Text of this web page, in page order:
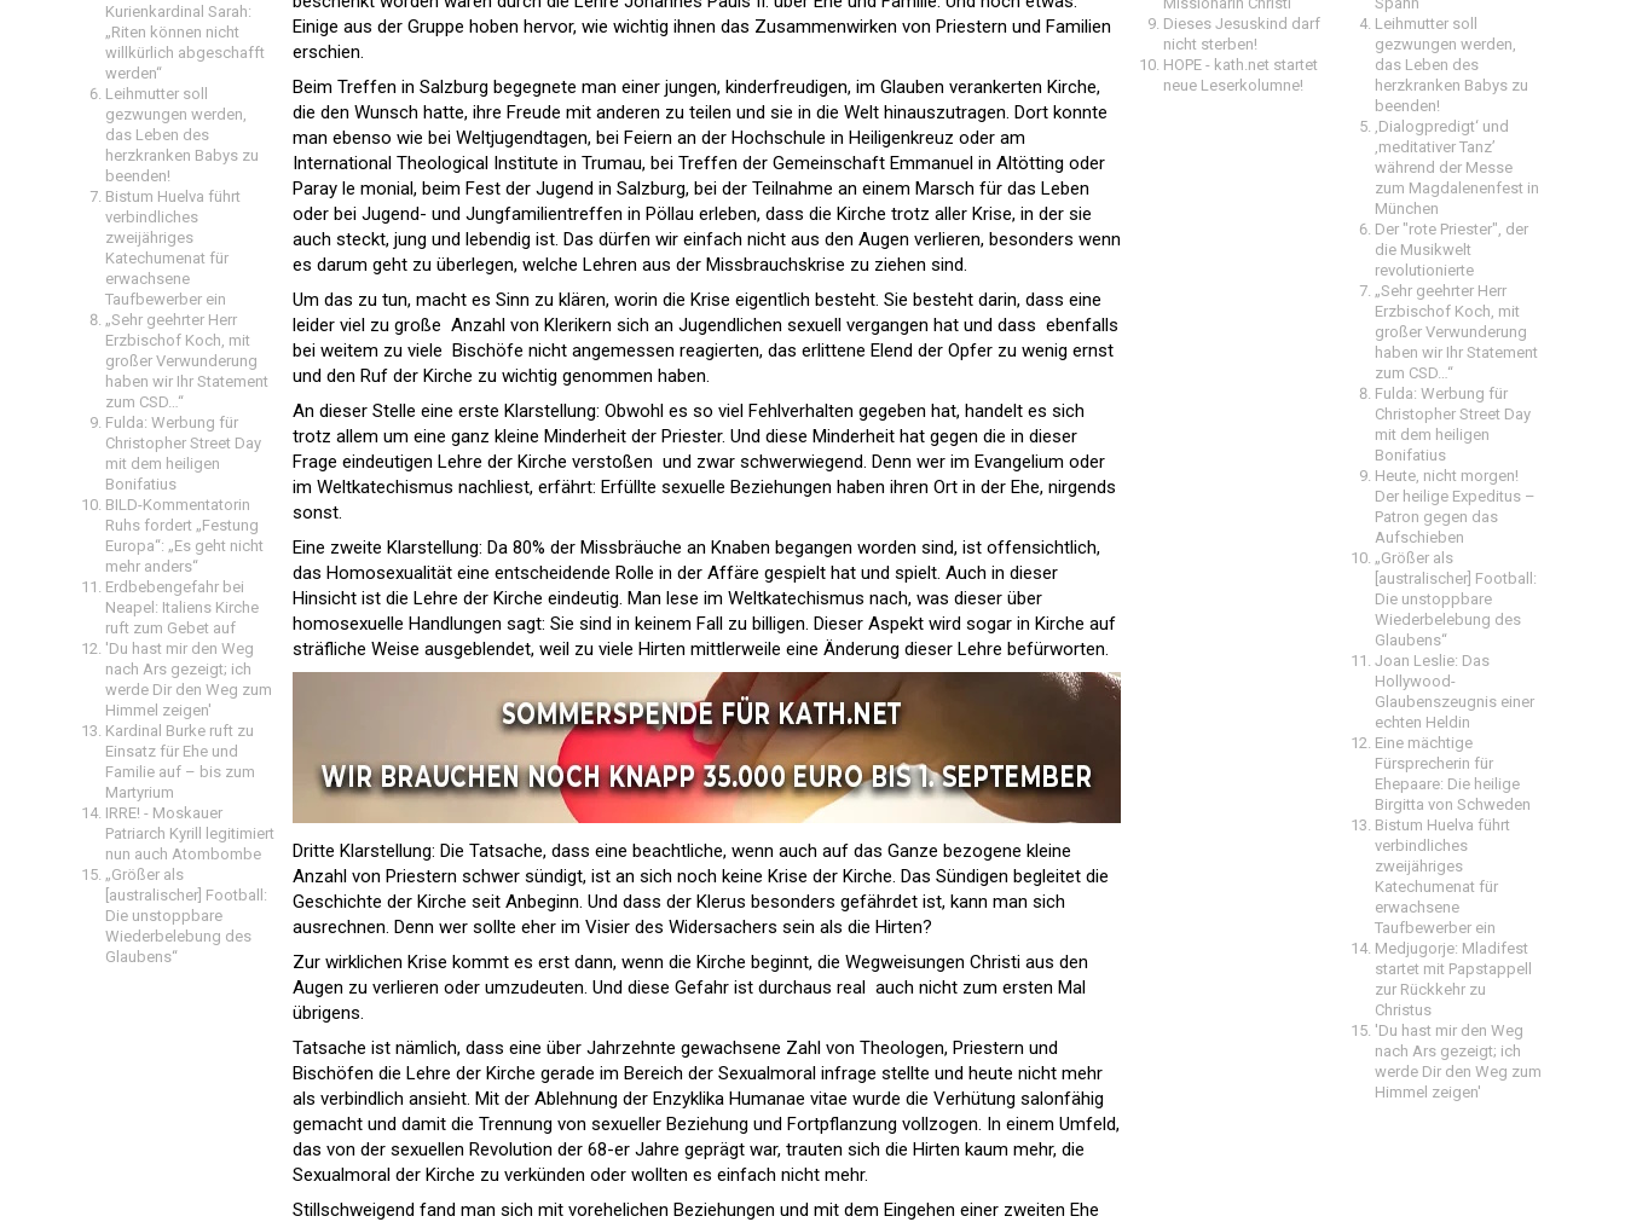
Kurienkardinal Sarah:
„Riten können nicht
willkürlich abgeschafft
werden“
Leihmutter soll
gezwungen werden,
das Leben des
herzkranken Babys zu
beenden!
Bistum Huelva führt
verbindliches
zweijähriges
Katechumenat für
erwachsene
Taufbewerber ein
„Sehr geehrter Herr
Erzbischof Koch, mit
großer Verwunderung
haben wir Ihr Statement
zum CSD…“
Fulda: Werbung für
Christopher Street Day
mit dem heiligen
Bonifatius
BILD-Kommentatorin
Ruhs fordert „Festung
Europa“: „Es geht nicht
mehr anders“
Erdbebengefahr bei
Neapel: Italiens Kirche
ruft zum Gebet auf
'Du hast mir den Weg
nach Ars gezeigt; ich
werde Dir den Weg zum
Himmel zeigen'
Kardinal Burke ruft zu
Einsatz für Ehe und
Familie auf – bis zum
Martyrium
IRRE! - Moskauer
Patriarch Kyrill legitimiert
nun auch Atombombe
„Größer als
[australischer] Football:
Die unstoppbare
Wiederbelebung des
Glaubens“
Einige aus der Gruppe hoben hervor, wie wichtig ihnen das Zusammenwirken von Priestern und Familien
erschien.
Beim Treffen in Salzburg begegnete man einer jungen, kinderfreudigen, im Glauben verankerten Kirche,
die den Wunsch hatte, ihre Freude mit anderen zu teilen und sie in die Welt hinauszutragen. Dort konnte
man ebenso wie bei Weltjugendtagen, bei Feiern an der Hochschule in Heiligenkreuz oder am
International Theological Institute in Trumau, bei Treffen der Gemeinschaft Emmanuel in Altötting oder
Paray le monial, beim Fest der Jugend in Salzburg, bei der Teilnahme an einem Marsch für das Leben
oder bei Jugend- und Jungfamilientreffen in Pöllau erleben, dass die Kirche trotz aller Krise, in der sie
auch steckt, jung und lebendig ist. Das dürfen wir einfach nicht aus den Augen verlieren, besonders wenn
es darum geht zu überlegen, welche Lehren aus der Missbrauchskrise zu ziehen sind.
Um das zu tun, macht es Sinn zu klären, worin die Krise eigentlich besteht. Sie besteht darin, dass eine 
leider viel zu große  Anzahl von Klerikern sich an Jugendlichen sexuell vergangen hat und dass  ebenfalls
bei weitem zu viele  Bischöfe nicht angemessen reagierten, das erlittene Elend der Opfer zu wenig ernst
und den Ruf der Kirche zu wichtig genommen haben.
An dieser Stelle eine erste Klarstellung: Obwohl es so viel Fehlverhalten gegeben hat, handelt es sich
trotz allem um eine ganz kleine Minderheit der Priester. Und diese Minderheit hat gegen die in dieser
Frage eindeutigen Lehre der Kirche verstoßen  und zwar schwerwiegend. Denn wer im Evangelium oder
im Weltkatechismus nachliest, erfährt: Erfüllte sexuelle Beziehungen haben ihren Ort in der Ehe, nirgends
sonst.
Eine zweite Klarstellung: Da 80% der Missbräuche an Knaben begangen worden sind, ist offensichtlich,
das Homosexualität eine entscheidende Rolle in der Affäre gespielt hat und spielt. Auch in dieser
Hinsicht ist die Lehre der Kirche eindeutig. Man lese im Weltkatechismus nach, was dieser über
homosexuelle Handlungen sagt: Sie sind in keinem Fall zu billigen. Dieser Aspekt wird sogar in Kirche auf
sträfliche Weise ausgeblendet, weil zu viele Hirten mittlerweile eine Änderung dieser Lehre befürworten.
Dritte Klarstellung: Die Tatsache, dass eine beachtliche, wenn auch auf das Ganze bezogene kleine
Anzahl von Priestern schwer sündigt, ist an sich noch keine Krise der Kirche. Das Sündigen begleitet die
Geschichte der Kirche seit Anbeginn. Und dass der Klerus besonders gefährdet ist, kann man sich
ausrechnen. Denn wer sollte eher im Visier des Widersachers sein als die Hirten?
Zur wirklichen Krise kommt es erst dann, wenn die Kirche beginnt, die Wegweisungen Christi aus den
Augen zu verlieren oder umzudeuten. Und diese Gefahr ist durchaus real  auch nicht zum ersten Mal
übrigens.
Tatsache ist nämlich, dass eine über Jahrzehnte gewachsene Zahl von Theologen, Priestern und
Bischöfen die Lehre der Kirche gerade im Bereich der Sexualmoral infrage stellte und heute nicht mehr
als verbindlich ansieht. Mit der Ablehnung der Enzyklika Humanae vitae wurde die Verhütung salonfähig
gemacht und damit die Trennung von sexueller Beziehung und Fortpflanzung vollzogen. In einem Umfeld,
das von der sexuellen Revolution der 68-er Jahre geprägt war, trauten sich die Hirten kaum mehr, die
Sexualmoral der Kirche zu verkünden oder wollten es einfach nicht mehr.
Stillschweigend fand man sich mit vorehelichen Beziehungen und mit dem Eingehen einer zweiten Ehe
Dieses Jesuskind darf
nicht sterben!
HOPE - kath.net startet
neue Leserkolumne!
Leihmutter soll
gezwungen werden,
das Leben des
herzkranken Babys zu
beenden!
‚Dialogpredigt‘ und
‚meditativer Tanz’
während der Messe
zum Magdalenenfest in
München
Der "rote Priester", der
die Musikwelt
revolutionierte
„Sehr geehrter Herr
Erzbischof Koch, mit
großer Verwunderung
haben wir Ihr Statement
zum CSD…“
Fulda: Werbung für
Christopher Street Day
mit dem heiligen
Bonifatius
Heute, nicht morgen!
Der heilige Expeditus –
Patron gegen das
Aufschieben
„Größer als
[australischer] Football:
Die unstoppbare
Wiederbelebung des
Glaubens“
Joan Leslie: Das
Hollywood-
Glaubenszeugnis einer
echten Heldin
Eine mächtige
Fürsprecherin für
Ehepaare: Die heilige
Birgitta von Schweden
Bistum Huelva führt
verbindliches
zweijähriges
Katechumenat für
erwachsene
Taufbewerber ein
Medjugorje: Mladifest
startet mit Papstappell
zur Rückkehr zu
Christus
'Du hast mir den Weg
nach Ars gezeigt; ich
werde Dir den Weg zum
Himmel zeigen'